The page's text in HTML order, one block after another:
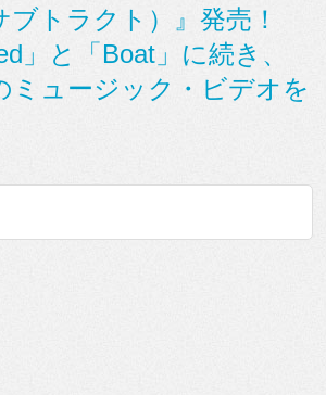
トラクト）』発売！
」と「Boat」に続き、
ミュージック・ビデオを